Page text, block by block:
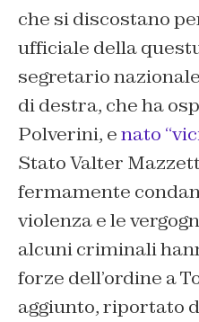
che si discostano
ufficiale della
segretario
di destra, che ha
Polverini, enato
Stato Valter
fermamente
violenza e le
alcuni criminali
forze dell’ordine a
aggiunto, riportato